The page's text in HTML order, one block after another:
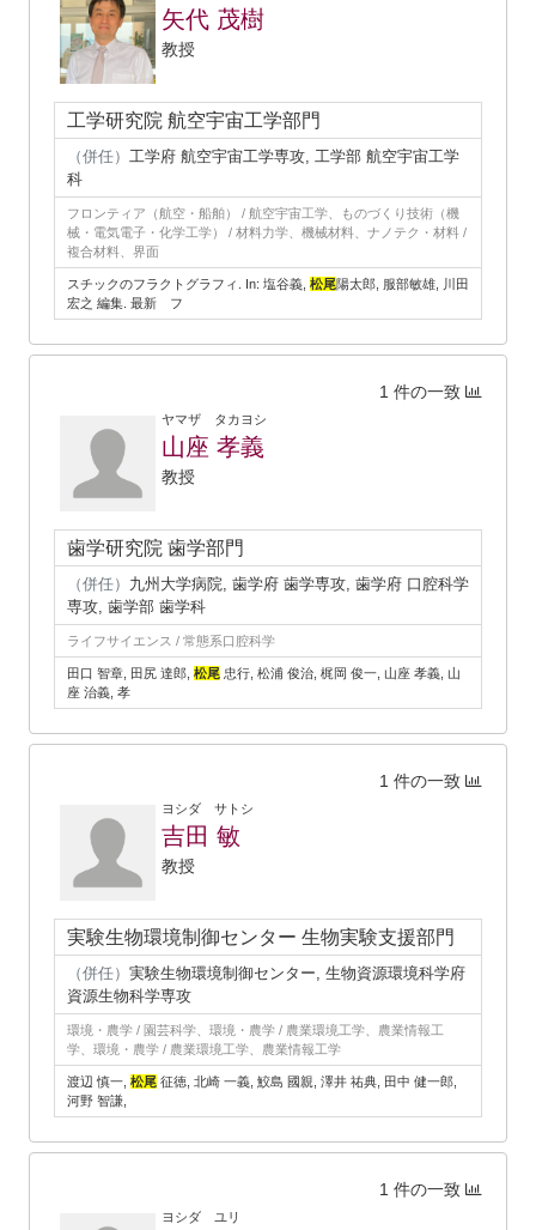
矢代 茂樹
教授
工学研究院 航空宇宙工学部門
（併任） 工学府 航空宇宙工学専攻, 工学部 航空宇宙工学
科
フロンティア（航空・船舶） / 航空宇宙工学、ものづくり技術（機
械・電気電子・化学工学） / 材料力学、機械材料、ナノテク・材料 /
複合材料、界面
スチックのフラクトグラフィ. In: 塩谷義, 松尾陽太郎, 服部敏雄, 川田
宏之 編集. 最新 フ
1 件の一致
ヤマザ タカヨシ
山座 孝義
教授
歯学研究院 歯学部門
（併任） 九州大学病院, 歯学府 歯学専攻, 歯学府 口腔科学
専攻, 歯学部 歯学科
ライフサイエンス / 常態系口腔科学
田口 智章, 田尻 達郎, 松尾 忠行, 松浦 俊治, 梶岡 俊一, 山座 孝義, 山
座 治義, 孝
1 件の一致
ヨシダ サトシ
吉田 敏
教授
実験生物環境制御センター 生物実験支援部門
（併任） 実験生物環境制御センター, 生物資源環境科学府
資源生物科学専攻
環境・農学 / 園芸科学、環境・農学 / 農業環境工学、農業情報工
学、環境・農学 / 農業環境工学、農業情報工学
渡辺 慎一, 松尾 征徳, 北崎 一義, 鮫島 國親, 澤井 祐典, 田中 健一郎,
河野 智謙,
1 件の一致
ヨシダ ユリ